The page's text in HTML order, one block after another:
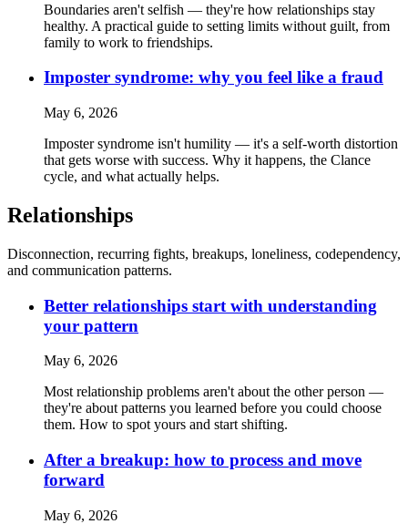
Boundaries aren't selfish — they're how relationships stay
healthy. A practical guide to setting limits without guilt, from
family to work to friendships.
Imposter syndrome: why you feel like a fraud
May 6, 2026
Imposter syndrome isn't humility — it's a self-worth distortion
that gets worse with success. Why it happens, the Clance
cycle, and what actually helps.
Relationships
Disconnection, recurring fights, breakups, loneliness, codependency,
and communication patterns.
Better relationships start with understanding
your pattern
May 6, 2026
Most relationship problems aren't about the other person —
they're about patterns you learned before you could choose
them. How to spot yours and start shifting.
After a breakup: how to process and move
forward
May 6, 2026